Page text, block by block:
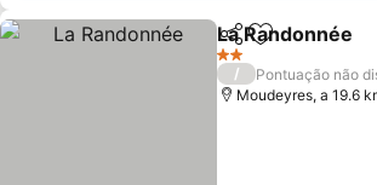
PartilharAdicionar
La Randonnée
2 Estrelas
/
Pontuação não
Moudeyres, a 19.6